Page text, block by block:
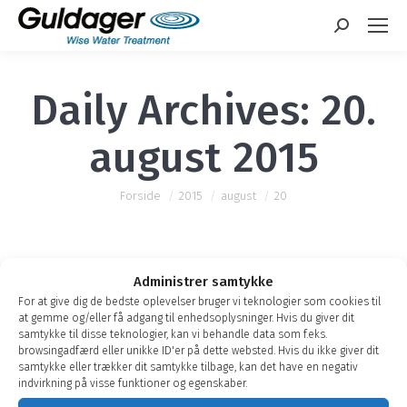
Administrer samtykke
For at give dig de bedste oplevelser bruger vi teknologier som cookies til
at gemme og/eller få adgang til enhedsoplysninger. Hvis du giver dit
samtykke til disse teknologier, kan vi behandle data som f.eks.
browsingadfærd eller unikke ID'er på dette websted. Hvis du ikke giver dit
samtykke eller trækker dit samtykke tilbage, kan det have en negativ
indvirkning på visse funktioner og egenskaber.
Search:
Daily Archives: 20.
august 2015
You are here:
Forside 2015 august 20
Bestil service og filterskift online
Nyheder afGuldager 20. august 2015
Nu kan du også bestille servicebesøg hele
døgnet på Guldager.com Du kan selvfølgelig